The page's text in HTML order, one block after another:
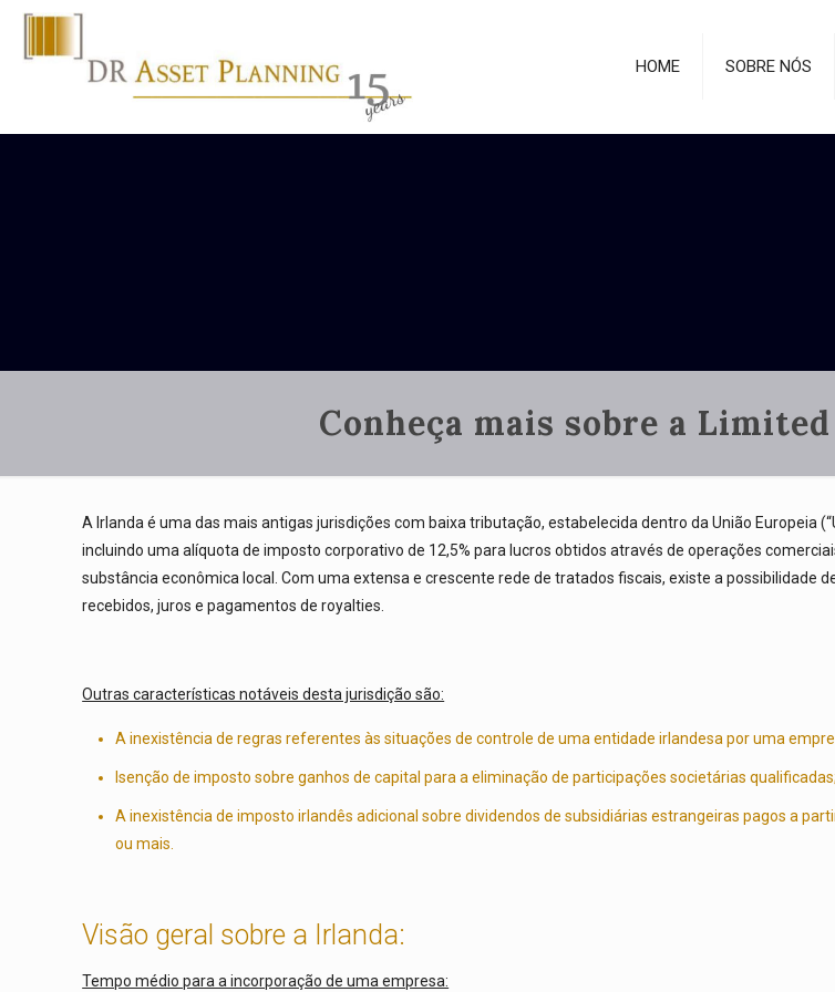
HOME SOBRE NÓS
Conheça mais sobre a
A Irlanda é uma das mais antigas jurisdições com baixa tributação, estabelecida dentro da União Europeia
incluindo uma alíquota de imposto corporativo de 12,5% para lucros obtidos através de operações
substância econômica local. Com uma extensa e crescente rede de tratados fiscais, existe a
recebidos, juros e pagamentos de royalties.
Outras características notáveis desta jurisdição são:
A inexistência de regras referentes às situações de controle de uma entidade irlandesa por uma
Isenção de imposto sobre ganhos de capital para a eliminação de participações societárias qualificadas;
A inexistência de imposto irlandês adicional sobre dividendos de subsidiárias estrangeiras pagos a
ou mais.
Visão geral sobre a Irlanda:
Tempo médio para a incorporação de uma empresa: